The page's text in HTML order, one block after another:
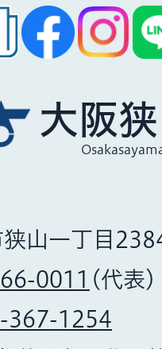
大阪
山一丁目
0011 (代表)
367-1254